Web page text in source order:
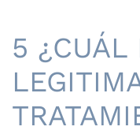
5 ¿CUÁL